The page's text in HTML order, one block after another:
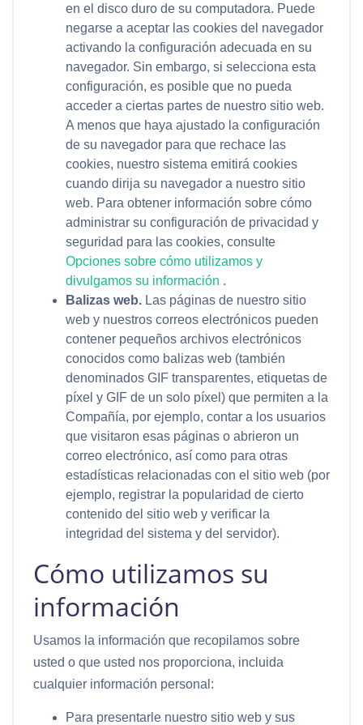
en el disco duro de su computadora. Puede
negarse a aceptar las cookies del navegador
activando la configuración adecuada en su
navegador. Sin embargo, si selecciona esta
configuración, es posible que no pueda
acceder a ciertas partes de nuestro sitio web.
A menos que haya ajustado la configuración
de su navegador para que rechace las
cookies, nuestro sistema emitirá cookies
cuando dirija su navegador a nuestro sitio
web. Para obtener información sobre cómo
administrar su configuración de privacidad y
seguridad para las cookies, consulte
Opciones sobre cómo utilizamos y
divulgamos su información .
Balizas web.Las páginas de nuestro sitio
web y nuestros correos electrónicos pueden
contener pequeños archivos electrónicos
conocidos como balizas web (también
denominados GIF transparentes, etiquetas de
píxel y GIF de un solo píxel) que permiten a la
Compañía, por ejemplo, contar a los usuarios
que visitaron esas páginas o abrieron un
correo electrónico, así como para otras
estadísticas relacionadas con el sitio web (por
ejemplo, registrar la popularidad de cierto
contenido del sitio web y verificar la
integridad del sistema y del servidor).
Cómo utilizamos su
información
Usamos la información que recopilamos sobre
usted o que usted nos proporciona, incluida
cualquier información personal:
Para presentarle nuestro sitio web y sus